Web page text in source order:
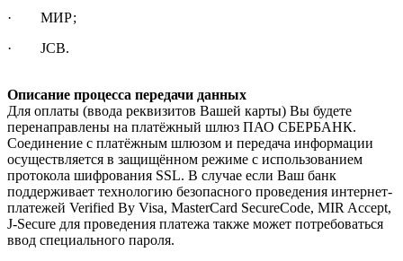
· МИР;
· JCB.
Описание процесса передачи данных
Для оплаты (ввода реквизитов Вашей карты) Вы будете
перенаправлены на платёжный шлюз ПАО СБЕРБАНК.
Соединение с платёжным шлюзом и передача информации
осуществляется в защищённом режиме с использованием
протокола шифрования SSL. В случае если Ваш банк
поддерживает технологию безопасного проведения интернет-
платежей Verified By Visa, MasterCard SecureCode, MIR Accept,
J-Secure для проведения платежа также может потребоваться
ввод специального пароля.